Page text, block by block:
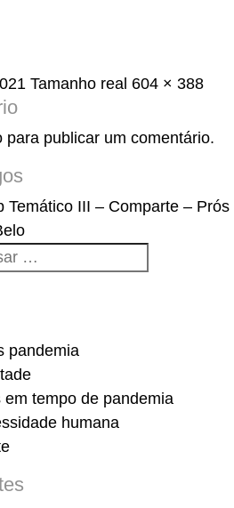
Tamanho real 604 × 388
para publicar um comentário.
Temático III – Comparte – Prós
pandemia
tempo de pandemia
humana